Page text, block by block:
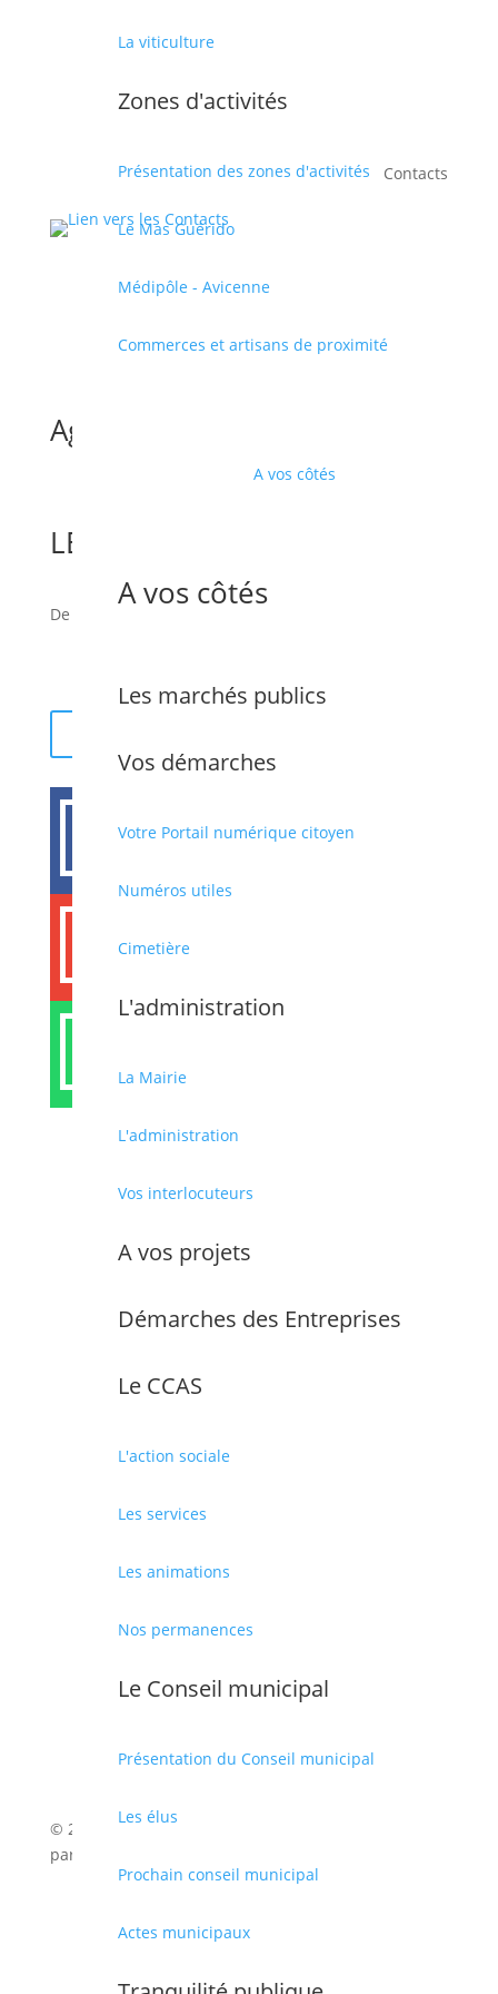
La viticulture
Zones d'activités
Présentation des zones d'activités
Le Mas Guérido
Médipôle - Avicenne
Commerces et artisans de proximité
A vos côtés
A vos côtés
Les marchés publics
Vos démarches
Votre Portail numérique citoyen
Numéros utiles
Cimetière
L'administration
La Mairie
L'administration
Vos interlocuteurs
A vos projets
Démarches des Entreprises
Le CCAS
L'action sociale
Les services
Les animations
Nos permanences
Le Conseil municipal
Présentation du Conseil municipal
Les élus
Prochain conseil municipal
Actes municipaux
Contacts
Agenda
LE P’TIT RAT CONTEUR
De 4 à 8 ans. De 17h30 à 18h.



Téléphone :04 68 66 36 00
© 2026 Mairie de Cabestany | Site Internet réalisé
par